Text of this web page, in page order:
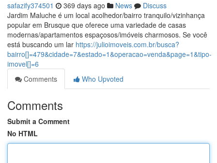
safazify374501 369 days ago News
Discuss
Jardim Maluche é um local acolhedor/bairro tranquilo/vizinhança
popular em Brusque que oferece uma variedade de casas
modernas/apartamentos espaçosos/imóveis charmosos. Se você
está buscando um lar https://julioimoveis.com.br/busca?
bairro[]=479&cidade=7&estado=1&operacao=venda&page=1&tipo-
imovel[]=6
Comments
Who Upvoted
Comments
Submit a Comment
No HTML